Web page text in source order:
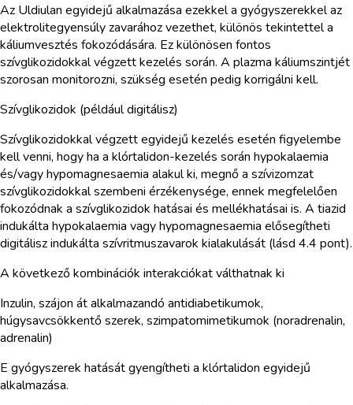
Az Uldiulan egyidejű alkalmazása ezekkel a gyógyszerekkel az
elektrolitegyensúly zavarához vezethet, különös tekintettel a
káliumvesztés fokozódására. Ez különösen fontos
szívglikozidokkal végzett kezelés során. A plazma káliumszintjét
szorosan monitorozni, szükség esetén pedig korrigálni kell.
Szívglikozidok (például digitálisz)
Szívglikozidokkal végzett egyidejű kezelés esetén figyelembe
kell venni, hogy ha a klórtalidon-kezelés során hypokalaemia
és/vagy hypomagnesaemia alakul ki, megnő a szívizomzat
szívglikozidokkal szembeni érzékenysége, ennek megfelelően
fokozódnak a szívglikozidok hatásai és mellékhatásai is. A tiazid
indukálta hypokalaemia vagy hypomagnesaemia elősegítheti
digitálisz indukálta szívritmuszavarok kialakulását (lásd 4.4 pont).
A következő kombinációk interakciókat válthatnak ki
Inzulin, szájon át alkalmazandó antidiabetikumok,
húgysavcsökkentő szerek, szimpatomimetikumok (noradrenalin,
adrenalin)
E gyógyszerek hatását gyengítheti a klórtalidon egyidejű
alkalmazása.